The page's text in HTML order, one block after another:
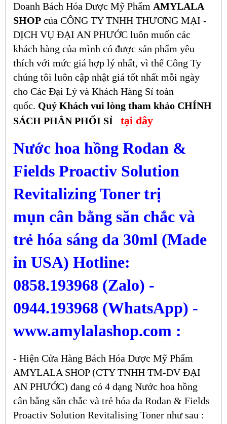
Doanh Bách Hóa Dược Mỹ Phẩm AMYLALA
SHOP của CÔNG TY TNHH THƯƠNG MẠI -
DỊCH VỤ ĐẠI AN PHƯỚC luôn muốn các
khách hàng của mình có được sản phẩm yêu
thích với mức giá hợp lý nhất, vì thế Công Ty
chúng tôi luôn cập nhật giá tốt nhất mỗi ngày
cho Các Đại Lý và Khách Hàng Sỉ toàn
quốc. Quý Khách vui lòng tham khảo CHÍNH
SÁCH PHÂN PHỐI SỈ
tại đây
Nước hoa hồng Rodan &
Fields Proactiv Solution
Revitalizing Toner trị
mụn cân bằng săn chắc và
trẻ hóa sáng da 30ml (Made
in USA) Hotline:
0858.193968 (Zalo) -
0944.193968 (WhatsApp) -
www.amylalashop.com :
- Hiện Cửa Hàng Bách Hóa Dược Mỹ Phẩm
AMYLALA SHOP (CTY TNHH TM-DV ĐẠI
AN PHƯỚC) đang có 4 dạng Nước hoa hồng
cân bằng săn chắc và trẻ hóa da Rodan & Fields
Proactiv Solution Revitalising Toner như sau :